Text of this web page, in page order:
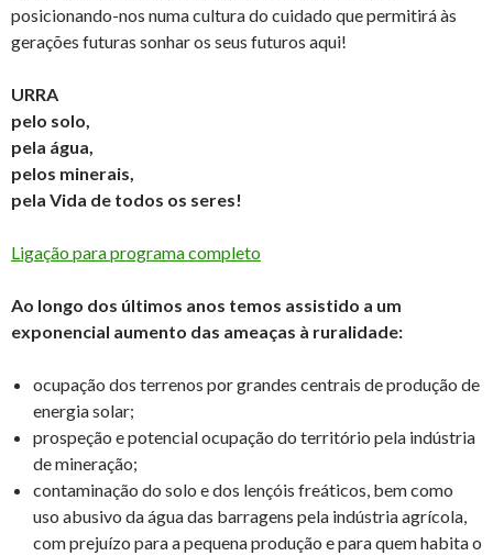
posicionando-nos numa cultura do cuidado que permitirá às
gerações futuras sonhar os seus futuros aqui!
URRA
pelo solo,
pela água,
pelos minerais,
pela Vida de todos os seres!
Ligação para programa completo
Ao longo dos últimos anos temos assistido a um
exponencial aumento das ameaças à ruralidade:
ocupação dos terrenos por grandes centrais de produção de
energia solar;
prospeção e potencial ocupação do território pela indústria
de mineração;
contaminação do solo e dos lençóis freáticos, bem como
uso abusivo da água das barragens pela indústria agrícola,
com prejuízo para a pequena produção e para quem habita o